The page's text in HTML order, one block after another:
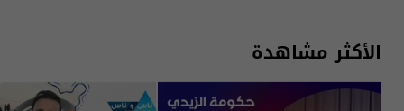
الأكثر مشاهدة